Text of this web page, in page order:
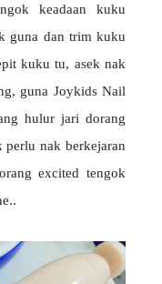
keadaan kuku
guna dan trim kuku
kuku tu, asek nak
guna Joykids Nail
hulur jari dorang
nak berkejaran
excited tengok